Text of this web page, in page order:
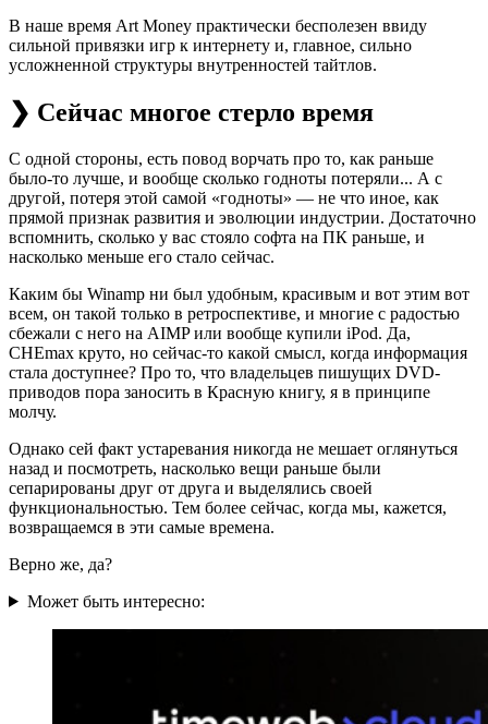
В наше время Art Money практически бесполезен ввиду
сильной привязки игр к интернету и, главное, сильно
усложненной структуры внутренностей тайтлов.
❯ Сейчас многое стерло время
С одной стороны, есть повод ворчать про то, как раньше
было-то лучше, и вообще сколько годноты потеряли... А с
другой, потеря этой самой «годноты» — не что иное, как
прямой признак развития и эволюции индустрии. Достаточно
вспомнить, сколько у вас стояло софта на ПК раньше, и
насколько меньше его стало сейчас.
Каким бы Winamp ни был удобным, красивым и вот этим вот
всем, он такой только в ретроспективе, и многие с радостью
сбежали с него на AIMP или вообще купили iPod. Да,
CHEmax круто, но сейчас-то какой смысл, когда информация
стала доступнее? Про то, что владельцев пишущих DVD-
приводов пора заносить в Красную книгу, я в принципе
молчу.
Однако сей факт устаревания никогда не мешает оглянуться
назад и посмотреть, насколько вещи раньше были
сепарированы друг от друга и выделялись своей
функциональностью. Тем более сейчас, когда мы, кажется,
возвращаемся в эти самые времена.
Верно же, да?
Может быть интересно: